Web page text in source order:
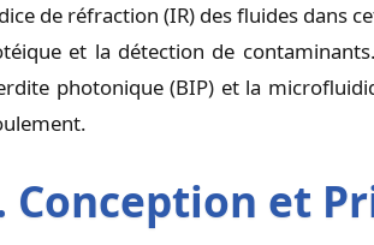
de réfraction (IR) des fluides dans
et la détection de
photonique (BIP) et la
Conception et